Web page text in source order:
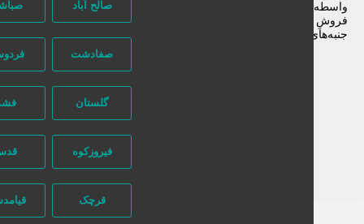
صالح آباد صباشهر
صفادشت فردوسیه
گلستان
فیروزکوه
قرچک قیامدشت
در این میان وجود ندارد، پس دقت فرمایید که در خرید و
شما نیازجو هیچ دخالتی نداشته و کاربران باید خودشان
مختلف امنیتی را در نظر بگیرند.